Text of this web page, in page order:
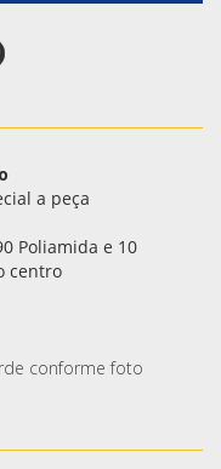
a peça
Poliamida e 10
centro
conforme foto